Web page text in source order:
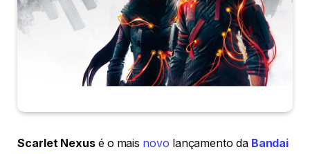
Scarlet Nexusé o mais novo lançamento da Bandai